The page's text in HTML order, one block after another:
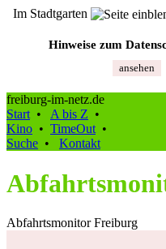
Im Stadtgarten
Hinweise zum
ansehen
freiburg-im-netz.de
Start • A bis Z •
Kino • TimeOut •
Suche • Kontakt
Abfahrtsmonitor Freiburg